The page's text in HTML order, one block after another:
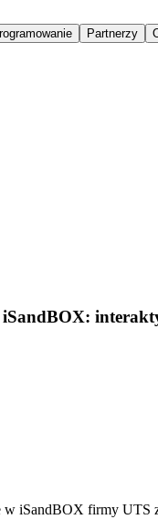
Partnerzy
w iSandBOX firmy UTS